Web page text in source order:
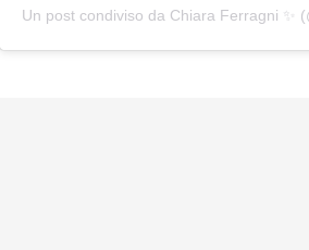
Un post condiviso da Chiara Ferragni ✨